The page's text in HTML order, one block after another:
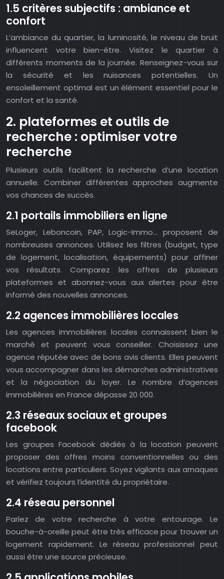
1.5 critères subjectifs : ambiance et
confort
L’ambiance du quartier, la luminosité, le niveau de bruit
influencent votre bien-être. Visitez le quartier à
différents moments de la journée. Renseignez-vous sur
la sécurité et les nuisances potentielles. Un
ensoleillement optimal est un élément essentiel pour le
confort et la santé.
2. plateformes et outils de
recherche : optimiser votre
recherche
Plusieurs outils facilitent la recherche d’une location
annuelle. Combiner différentes approches augmente
vos chances de succès.
2.1 portails immobiliers en ligne
SeLoger, Leboncoin, PAP, Logic-Immo… proposent de
nombreuses annonces. Utilisez les filtres (budget, type
de logement, localisation, équipements) pour affiner
vos résultats. Comparez les offres de plusieurs
plateformes et abonnez-vous aux alertes pour être
informé des nouvelles annonces.
2.2 agences immobilières locales
Les agences immobilières locales connaissent bien le
marché et peuvent vous conseiller. Choisissez une
agence réputée avec de bons avis clients. Elles peuvent
vous accompagner dans les démarches administratives
et la négociation du loyer. Le nombre d’agences
immobilières en France dépasse 20 000.
2.3 réseaux sociaux et groupes
facebook
Les groupes Facebook dédiés à la location peuvent
proposer des offres moins conventionnelles ou des
locations entre particuliers. Soyez vigilants aux arnaques
et vérifiez toujours l’identité du propriétaire.
2.4 réseau personnel
Parlez de votre recherche à votre entourage. Le
bouche-à-oreille peut être très efficace pour trouver un
logement rapidement. Le réseau professionnel peut
aussi être une source précieuse.